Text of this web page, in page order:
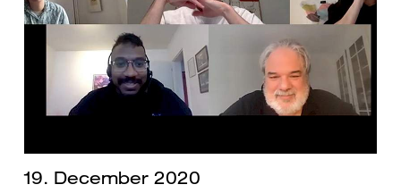
19. December 2020